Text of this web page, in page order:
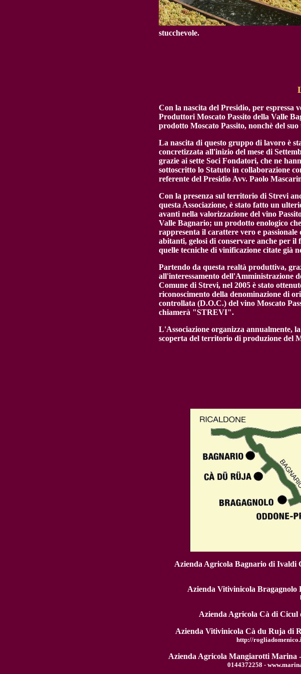
stucchevole.
Con la nascita del Presidio, per espressa
Produttori Moscato Passito della Valle
prodotto Moscato Passito, nonchè del
La nascita di questo gruppo di lavoro è
concretizzata all'inizio del mese di
grazie ai sette Soci Fondatori, che ne
sottoscritto lo Statuto in collaborazione
referente del Presidio Avv. Paolo
Con la presenza sul territorio di Strevi
questa Associazione, è stato fatto un
avanti nella valorizzazione del vino
Valle Bagnario; un prodotto enologico
rappresenta il carattere vero e passionale
abitanti, gelosi di conservare anche per il
quelle tecniche di vinificazione citate già
Partendo da questa realtà produttiva,
all'interessamento dell'Amministrazione
Comune di Strevi, nel 2005 è stato
riconoscimento della denominazione di
controllata (D.O.C.) del vino Moscato
chiamerà "STREVI".
L'Associazione organizza annualmente,
scoperta del territorio di produzione del
Azienda Agricola Bagnario di Ivaldi
Azienda Vitivinicola Bragagnolo
Azienda Agricola Cà di Cicul
Azienda Vitivinicola Cà du Ruja di
http://
Azienda Agricola Mangiarotti Marina
0144372258 -